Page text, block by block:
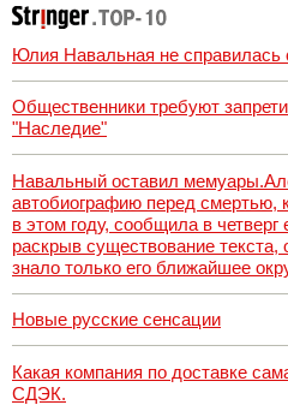
Юлия Навальная не справилась
Общественники требуют
"Наследие"
Навальный оставил
автобиографию перед смертью,
в этом году, сообщила в
раскрыв существование текста,
знало только его ближайшее
Новые русские сенсации
Какая компания по доставке
СДЭК.